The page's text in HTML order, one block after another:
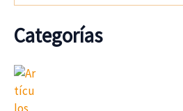
Categorías